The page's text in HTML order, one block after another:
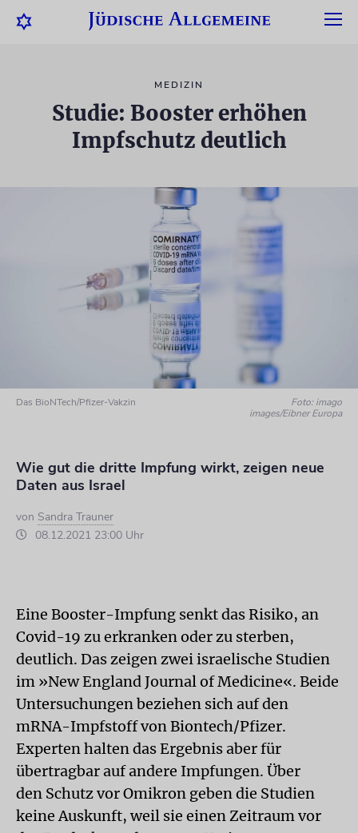
MEDIZIN
Studie: Booster erhöhen
Impfschutz deutlich
Das BioNTech/Pfizer-Vakzin
Foto: imago
images/Eibner Europa
Wie gut die dritte Impfung wirkt, zeigen neue
Daten aus Israel
von Sandra Trauner
08.12.2021 23:00 Uhr
Eine Booster-Impfung senkt das Risiko, an
Covid-19 zu erkranken oder zu sterben,
deutlich. Das zeigen zwei israelische Studien
im »New England Journal of Medicine«. Beide
Untersuchungen beziehen sich auf den
mRNA-Impfstoff von Biontech/Pfizer.
Experten halten das Ergebnis aber für
übertragbar auf andere Impfungen. Über
den Schutz vor Omikron geben die Studien
keine Auskunft, weil sie einen Zeitraum vor